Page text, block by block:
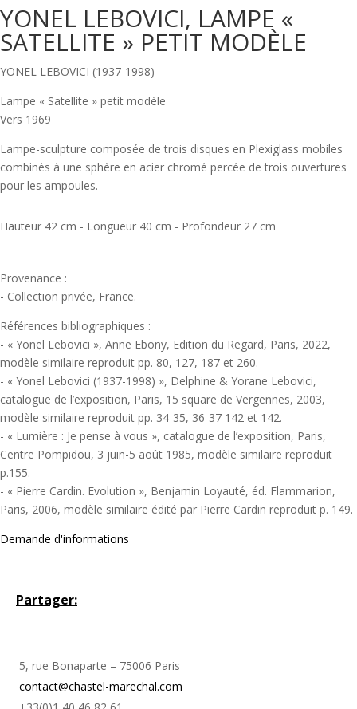
YONEL LEBOVICI, LAMPE «
SATELLITE » PETIT MODÈLE
YONEL LEBOVICI (1937-1998)
Lampe « Satellite » petit modèle
Vers 1969
Lampe-sculpture composée de trois disques en Plexiglass mobiles
combinés à une sphère en acier chromé percée de trois ouvertures
pour les ampoules.
Hauteur 42 cm - Longueur 40 cm - Profondeur 27 cm
Provenance :
- Collection privée, France.
Références bibliographiques :
- « Yonel Lebovici », Anne Ebony, Edition du Regard, Paris, 2022,
modèle similaire reproduit pp. 80, 127, 187 et 260.
- « Yonel Lebovici (1937-1998) », Delphine & Yorane Lebovici,
catalogue de l’exposition, Paris, 15 square de Vergennes, 2003,
modèle similaire reproduit pp. 34-35, 36-37 142 et 142.
- « Lumière : Je pense à vous », catalogue de l’exposition, Paris,
Centre Pompidou, 3 juin-5 août 1985, modèle similaire reproduit
p.155.
- « Pierre Cardin. Evolution », Benjamin Loyauté, éd. Flammarion,
Paris, 2006, modèle similaire édité par Pierre Cardin reproduit p. 149.
Demande d'informations
Partager:
5, rue Bonaparte – 75006 Paris
contact@chastel-marechal.com